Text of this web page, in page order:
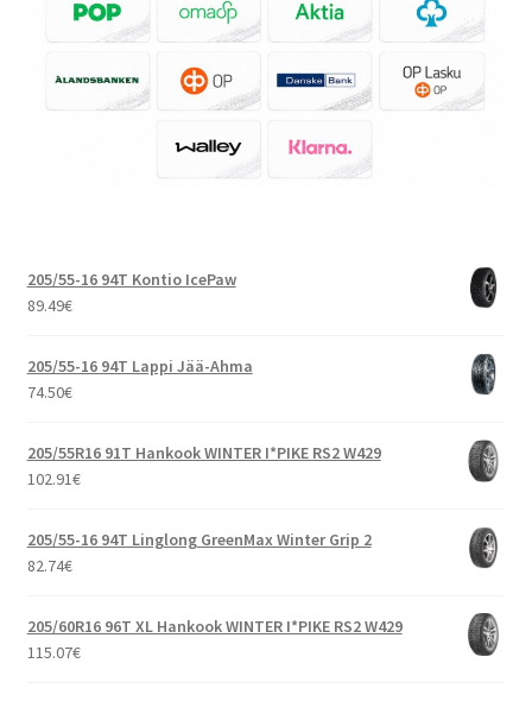
205/55-16 94T Kontio IcePaw
89.49€
205/55-16 94T Lappi Jää-Ahma
74.50€
205/55R16 91T Hankook WINTER I*PIKE RS2 W429
102.91€
205/55-16 94T Linglong GreenMax Winter Grip 2
82.74€
205/60R16 96T XL Hankook WINTER I*PIKE RS2 W429
115.07€